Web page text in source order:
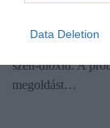
Data Deletion
Az állattartás
szén-dioxid. A
megoldást…